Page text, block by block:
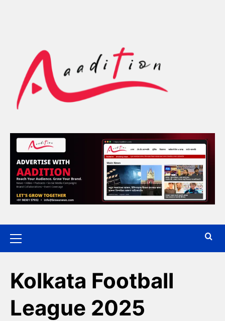
Kolkata Football
League 2025